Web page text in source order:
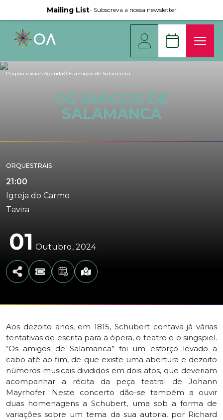
Mailing List- Subscreva a nossa newsletter
Página inicial Agenda Os amigos de Salamanca
OS AMIGOS DE
SALAMANCA
ORQUESTRAIS
21:00
Igreja do Carmo
Tavira
01 Outubro 2024
Aos dezoito anos, em 1815, Schubert contava já várias
tentativas de escrita para a ópera, o teatro e o singspiel.
“Os amigos de Salamanca” foi um esforço levado a
cabo até ao fim, de que existe uma abertura e dezoito
números musicais divididos em dois atos, que deveriam
acompanhar a récita da peça teatral de Johann
Mayrhofer. Neste concerto dão-se também a ouvir
duas homenagens a Schubert, uma sob a forma de
variações sobre um tema da sua autoria, por Richard